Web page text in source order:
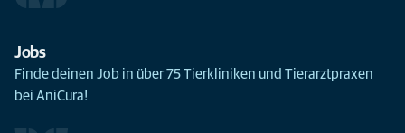
Jobs
Finde deinen Job in über 75 Tierkliniken und Tierarztpraxen
bei AniCura!